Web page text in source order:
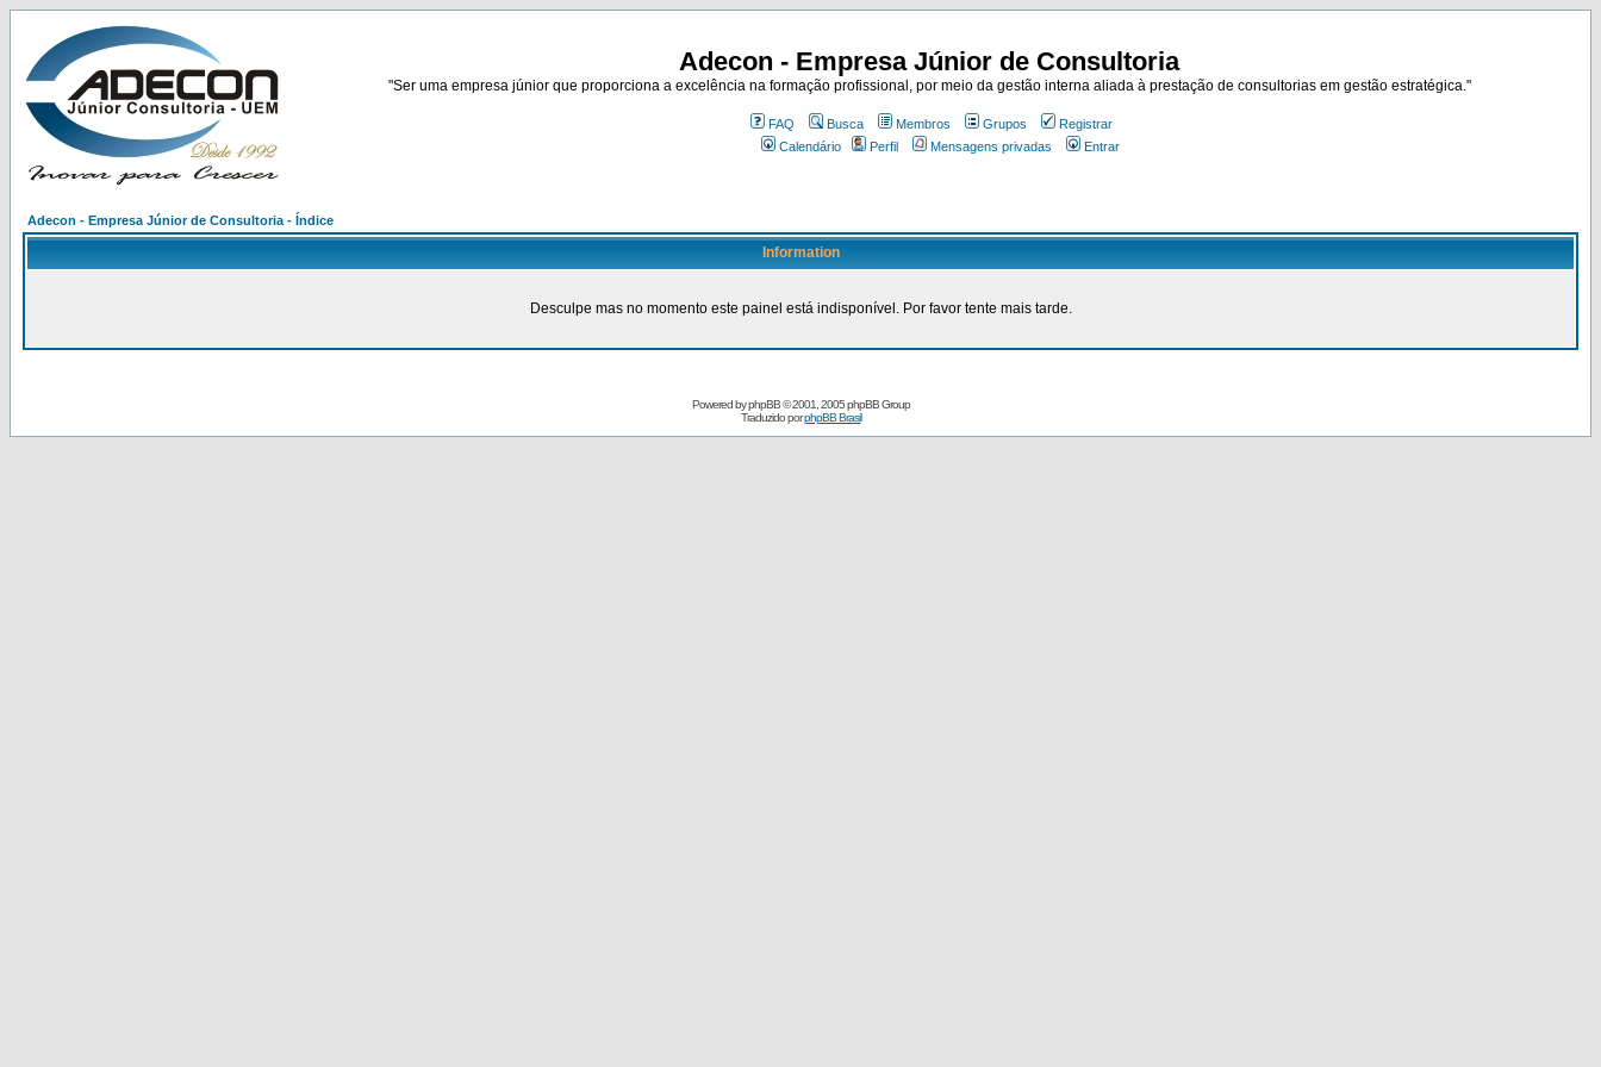
Adecon - Empresa Júnior de Consultoria
"Ser uma empresa júnior que proporciona a excelência na formação profissional, por meio da gestão interna aliada à prestação de consultorias em gestão estratégica."
FAQ Busca Membros Grupos
Registrar
Calendário
Perfil Mensagens privadas Entrar
Adecon - Empresa Júnior de Consultoria - Índice
Information
Desculpe mas no momento este painel está indisponível. Por favor tente mais tarde.
Powered byphpBB© 2001, 2005 phpBB Group
Traduzido porphpBB Brasil